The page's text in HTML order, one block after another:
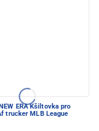
NEW ERA Kšiltovka pro
trucker MLB League